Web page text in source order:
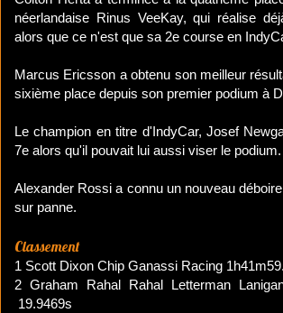
néerlandaise Rinus VeeKay, qui réalise
alors que ce n'est que sa 2e course en
Marcus Ericsson a obtenu son meilleur
sixième place depuis son premier podium à
Le champion en titre d'IndyCar, Josef
7e alors qu'il pouvait lui aussi viser le podium.
Alexander Rossi a connu un nouveau
sur panne.
Classement
1 Scott Dixon Chip Ganassi Racing
2 Graham Rahal Rahal Letterman
19.9469s